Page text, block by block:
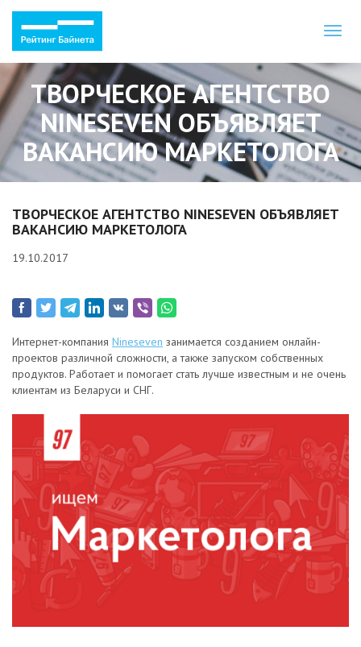
ТВОРЧЕСКОЕ АГЕНТСТВО
NINESEVEN ОБЪЯВЛЯЕТ
ВАКАНСИЮ МАРКЕТОЛОГА
ТВОРЧЕСКОЕ АГЕНТСТВО NINESEVEN ОБЪЯВЛЯЕТ
ВАКАНСИЮ МАРКЕТОЛОГА
19.10.2017
Интернет-компания Nineseven занимается созданием онлайн-
проектов различной сложности, а также запуском собственных
продуктов. Работает и помогает стать лучше известным и не очень
клиентам из Беларуси и СНГ.